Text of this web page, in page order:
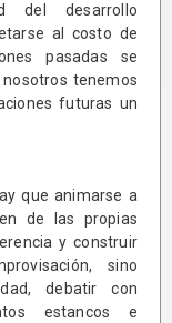
del desarrollo
al costo de
pasadas se
tenemos
futuras un
que animarse a
de las propias
y construir
sino
debatir con
estancos e